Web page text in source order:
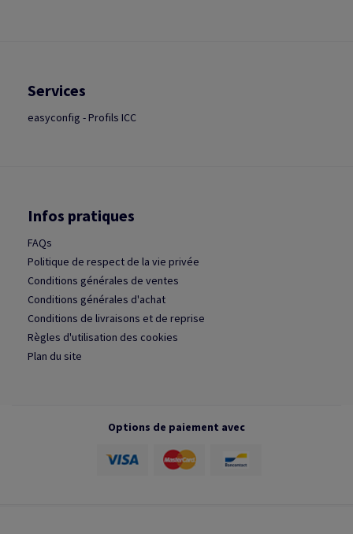
Services
easyconfig - Profils ICC
Infos pratiques
FAQs
Politique de respect de la vie privée
Conditions générales de ventes
Conditions générales d'achat
Conditions de livraisons et de reprise
Règles d'utilisation des cookies
Plan du site
Options de paiement avec